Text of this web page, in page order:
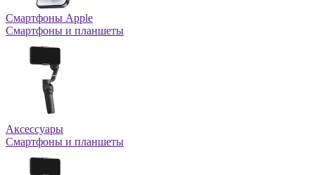
Смартфоны Apple
Смартфоны и планшеты
Аксессуары
Смартфоны и планшеты